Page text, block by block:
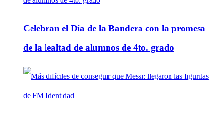
Celebran el Día de la Bandera con la promesa
de la lealtad de alumnos de 4to. grado